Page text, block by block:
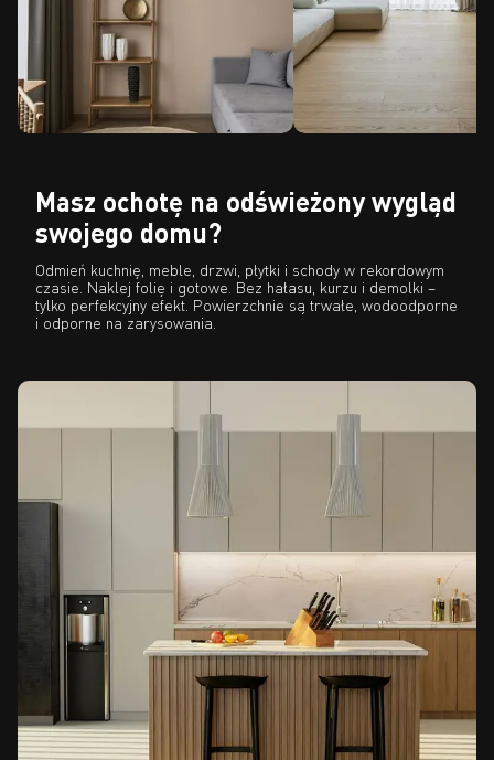
Masz ochotę na odświeżony wygląd
swojego domu?
Odmień kuchnię, meble, drzwi, płytki i schody w rekordowym
czasie. Naklej folię i gotowe. Bez hałasu, kurzu i demolki –
tylko perfekcyjny efekt. Powierzchnie są trwałe, wodoodporne
i odporne na zarysowania.